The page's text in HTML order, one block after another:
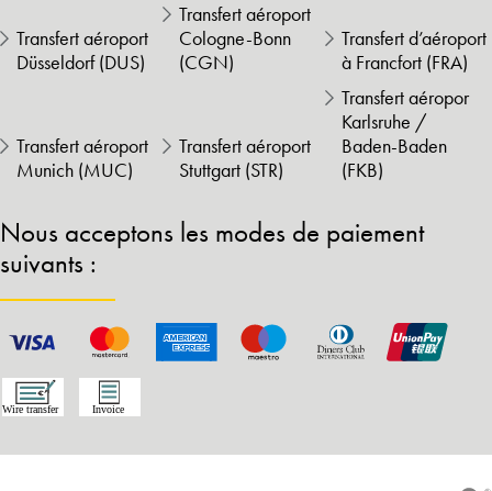
Transfert aéroport
Düsseldorf (DUS)
Transfert aéroport
Cologne-Bonn
(CGN)
Transfert d’aéroport
à Francfort (FRA)
Transfert aéroport
Munich (MUC)
Transfert aéroport
Stuttgart (STR)
Transfert aéropor
Karlsruhe /
Baden-Baden
(FKB)
Nous acceptons les modes de paiement
suivants :